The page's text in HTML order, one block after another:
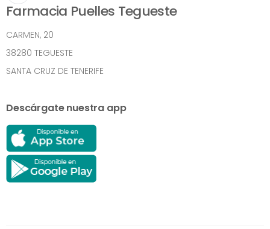
Farmacia Puelles Tegueste
CARMEN, 20
38280 TEGUESTE
SANTA CRUZ DE TENERIFE
Descárgate nuestra app